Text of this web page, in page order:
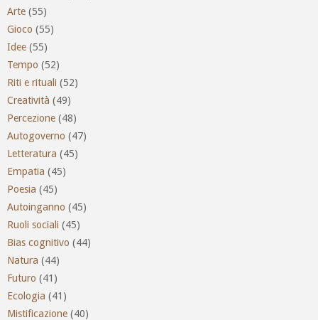
Arte (55)
Gioco (55)
Idee (55)
Tempo (52)
Riti e rituali (52)
Creatività (49)
Percezione (48)
Autogoverno (47)
Letteratura (45)
Empatia (45)
Poesia (45)
Autoinganno (45)
Ruoli sociali (45)
Bias cognitivo (44)
Natura (44)
Futuro (41)
Ecologia (41)
Mistificazione (40)